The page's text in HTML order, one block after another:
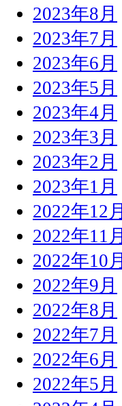
2023年8月
2023年7月
2023年6月
2023年5月
2023年4月
2023年3月
2023年2月
2023年1月
2022年12月
2022年11月
2022年10月
2022年9月
2022年8月
2022年7月
2022年6月
2022年5月